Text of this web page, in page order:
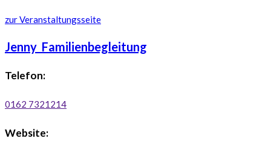
zur Veranstaltungsseite
Jenny_Familienbegleitung
Telefon:
0162 7321214
Website: